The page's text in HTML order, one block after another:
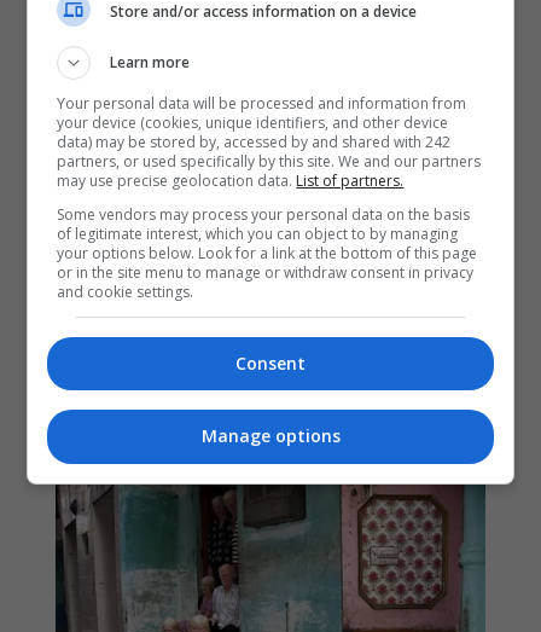
Store and/or access information on a device
Learn more
Your personal data will be processed and information from
your device (cookies, unique identifiers, and other device
data) may be stored by, accessed by and shared with 242
partners, or used specifically by this site. We and our partners
may use precise geolocation data. List of partners.
Some vendors may process your personal data on the basis
of legitimate interest, which you can object to by managing
your options below. Look for a link at the bottom of this page
or in the site menu to manage or withdraw consent in privacy
and cookie settings.
Consent
Manage options